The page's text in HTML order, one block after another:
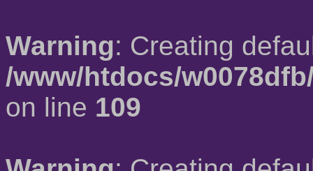
Warning: Creating
/www/htdocs/
on line 109